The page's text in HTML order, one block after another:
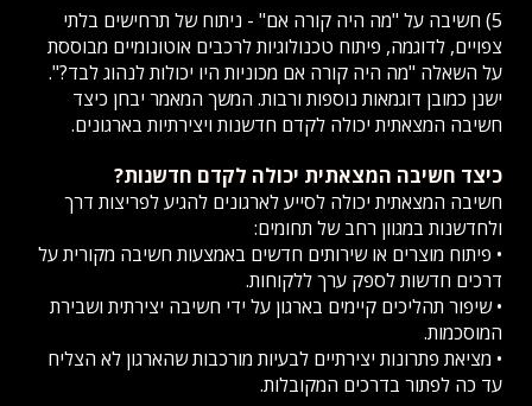
5) חשיבה על "מה היה קורה אם" - ניתוח של תרחישים בלתי
צפויים, לדוגמה, פיתוח טכנולוגיות לרכבים אוטונומיים מבוססת
על השאלה "מה היה קורה אם מכוניות היו יכולות לנהוג לבד?".
ישנן כמובן דוגמאות נוספות ורבות. המשך המאמר יבחן כיצד
חשיבה המצאתית יכולה לקדם חדשנות ויצירתיות בארגונים.
כיצד חשיבה המצאתית יכולה לקדם חדשנות?
חשיבה המצאתית יכולה לסייע לארגונים להגיע לפריצות דרך
ולחדשנות במגוון רחב של תחומים:
• פיתוח מוצרים או שירותים חדשים באמצעות חשיבה מקורית על
דרכים חדשות לספק ערך ללקוחות.
• שיפור תהליכים קיימים בארגון על ידי חשיבה יצירתית ושבירת
המוסכמות.
• מציאת פתרונות יצירתיים לבעיות מורכבות שהארגון לא הצליח
עד כה לפתור בדרכים המקובלות.